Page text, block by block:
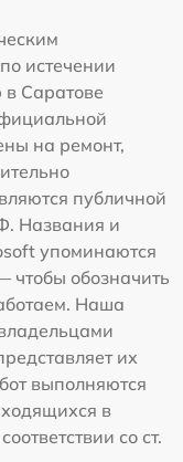
истечении
Саратове
на ремонт,
публичной
Названия и
упоминаются
обозначить
Наша
их
выполняются
в
со ст.